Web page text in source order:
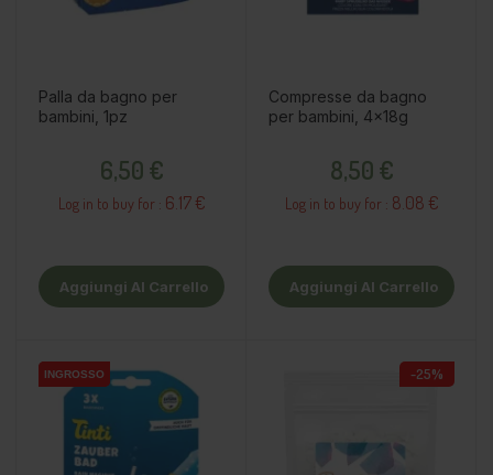
Palla da bagno per
bambini, 1pz
6,50 €
Log in to buy for : 6.17 €
Aggiungi Al Carrello
Compresse da bagno
per bambini, 4x18g
8,50 €
Log in to buy for : 8.08 €
Aggiungi Al Carrello
INGROSSO
INGROSSO -25%